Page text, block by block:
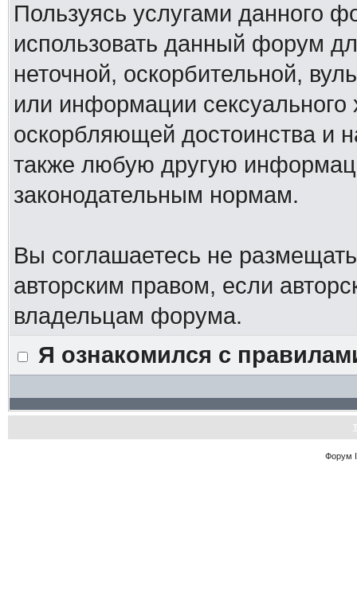
Пользуясь услугами данного
использовать данный форум
неточной, оскорбительной,
или информации
оскорбляющей достоинства и
также любую другую
законодательным нормам.
Вы соглашаетесь не
авторским правом, если
владельцам форума.
Я ознакомился с
Форум